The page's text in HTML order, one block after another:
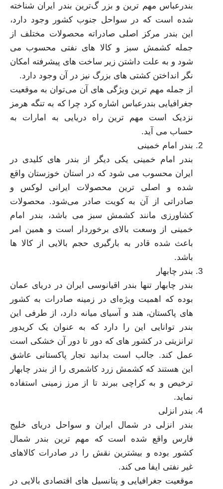
بندرعباس مهم‌ ترین و بزر گ‌ترین بندر ایران شناخته
شده است که در سواحل جنوب کشور وجود دارد،
این بندر مرکز اصلی صادراته محصولات مختلف از
جمله کشمش سبز و کالا های نفتی محسوب می‌
شود و به علت داشتن زیر ساخت‌ های پیشرفته امکان
نگر انداختن کشتی‌ های بزرگ نیز در آن وجود دارد.
از جمله مهم‌ ترین ویژگی‌ های آن می‌توان به موقعیت
جغرافیایی بندرعباس اشاره کرد چرا که به تنگه هرمز
نزدیک است مهم‌ ترین راه دریایی به امارات به
حساب می‌ آید.
بندر امام خمینی
بندر امام خمینی یکی دیگر از بندر های کلیدی در
ایران محسوب می‌ شود که در استان خوزستان واقع
شده و اصلی‌ ترین محصولات ایرانی لوکس و
صادراتی از آن به کویت صادر می‌شود. محصولات
کشاورزی مانند کشمش سبز می‌ باشد، بندر امام
خمینی از وسعت بالای برخوردار است و همین امر
باعث شده قادر به بارگیری حجم بالایی از کالا ها
باشد.
بندر چابهار
بندر چابهار تنها بندر اقیانوسی ایران در دریای عمان
بوده که اهمیت ویژه‌ای در زمینه صادرات به کشور
های پاکستان، هند و آسیای میانه دارد، از طرفی این
بندر توانایی این را دارد که به عنوان یک کریدور
ترانزیتی در کشور های که دور تا دور آن خشکی است
عمل کند. جالب است بدانید تجار پاکستانی عاشق
این هستند که کشمش زرد کاشمری را از بندر چابهار
ترخیص و به کراچی ببرند تا از مرز زمینی استفاده
نماید.
بندر انزلی
بندر انزلی در شمال ایران و سواحل دریای خلیج
فارس واقع شده است که مهم‌ ترین بندر شمال
کشور بوده و بیشترین نقش را در صادرات کالاهای
غیر نفتی ایفا می‌ کند.
موقعیت جغرافیایی و پتانسیل‌ های اقتصادی بالایی در